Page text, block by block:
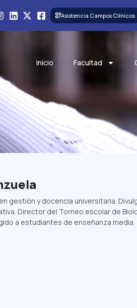
Asistencia Campos Clínicos
Inicio Facultad
gestión y docencia universitaria.
Director del Torneo escolar de
a estudiantes de enseñanza media.